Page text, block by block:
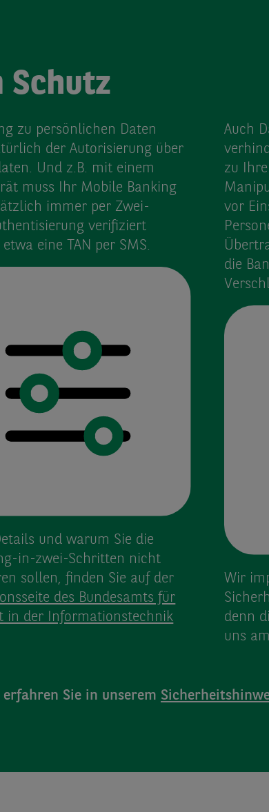
Schutz
zu persönlichen Daten
der Autorisierung über
Und z.B. mit einem
muss Ihr Mobile Banking
immer per Zwei-
verifiziert
eine TAN per SMS.
und warum Sie die
in-zwei-Schritten nicht
sollen, finden Sie auf der
des Bundesamts für
in der Informationstechnik
Auch
zu
vor
die
Wir
denn
uns
Sie in unserem